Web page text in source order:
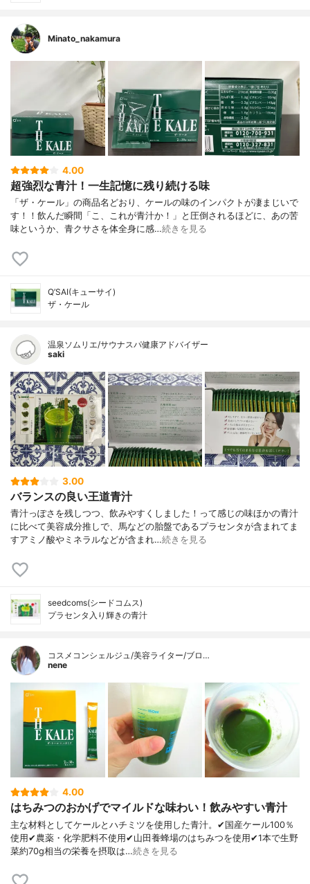
Minato_nakamura
4.00
超強烈な青汁！一生記憶に残り続ける味
「ザ・ケール」の商品名どおり、ケールの味のインパクトが凄まじいで
す！！飲んだ瞬間「こ、これが青汁か！」と圧倒されるほどに、あの苦
味というか、青クサさを体全身に感…続きを見る
Q’SAI(キューサイ)
ザ・ケール
温泉ソムリエ/サウナスパ健康アドバイザー
saki
3.00
バランスの良い王道青汁
青汁っぽさを残しつつ、飲みやすくしました！って感じの味ほかの青汁
に比べて美容成分推しで、馬などの胎盤であるプラセンタが含まれてま
すアミノ酸やミネラルなどが含まれ…続きを見る
seedcoms(シードコムス)
プラセンタ入り輝きの青汁
コスメコンシェルジュ/美容ライター/ブロ…
nene
4.00
はちみつのおかげでマイルドな味わい！飲みやすい青汁
主な材料としてケールとハチミツを使用した青汁。✔国産ケール100％
使用✔農薬・化学肥料不使用✔山田養蜂場のはちみつを使用✔1本で生野
菜約70g相当の栄養を摂取は…続きを見る